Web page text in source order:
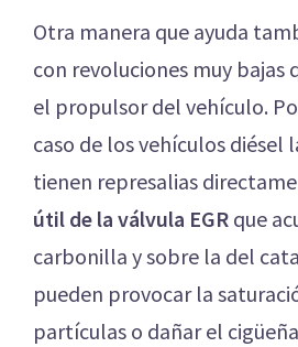
Otra manera que ayuda
con revoluciones muy bajas
el propulsor del vehículo.
caso de los vehículos diésel
tienen represalias
útil de la válvula EGR que
carbonilla y sobre la del
pueden provocar la
partículas o dañar el